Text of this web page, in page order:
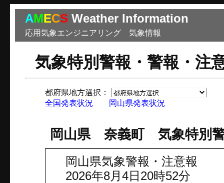
AMECS Weather Information
応用気象エンジニアリング 気象情報
気象特別警報・警報・注
都府県地方選択：
全国発表状況
岡山県発表状況
岡山県 奈義町 気象特別警
岡山県気象警報・注意報
2026年8月4日20時52分